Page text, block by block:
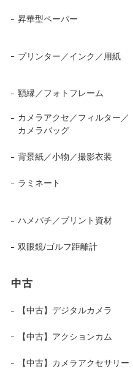
昇華型ペーパー
プリンター／インク／用紙
額縁／フォトフレーム
カメラアクセ／フィルター／
カメラバッグ
背景紙／小物／撮影衣装
ラミネート
ハメパチ／プリント資材
双眼鏡/ゴルフ距離計
中古
【中古】デジタルカメラ
【中古】アクションカム
【中古】カメラアクセサリー